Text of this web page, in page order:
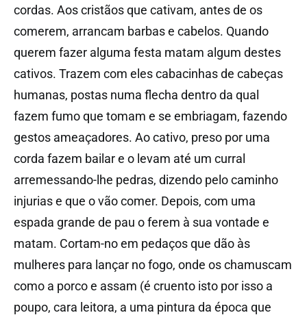
cordas. Aos cristãos que cativam, antes de os
comerem, arrancam barbas e cabelos. Quando
querem fazer alguma festa matam algum destes
cativos. Trazem com eles cabacinhas de cabeças
humanas, postas numa flecha dentro da qual
fazem fumo que tomam e se embriagam, fazendo
gestos ameaçadores. Ao cativo, preso por uma
corda fazem bailar e o levam até um curral
arremessando-lhe pedras, dizendo pelo caminho
injurias e que o vão comer. Depois, com uma
espada grande de pau o ferem à sua vontade e
matam. Cortam-no em pedaços que dão às
mulheres para lançar no fogo, onde os chamuscam
como a porco e assam (é cruento isto por isso a
poupo, cara leitora, a uma pintura da época que